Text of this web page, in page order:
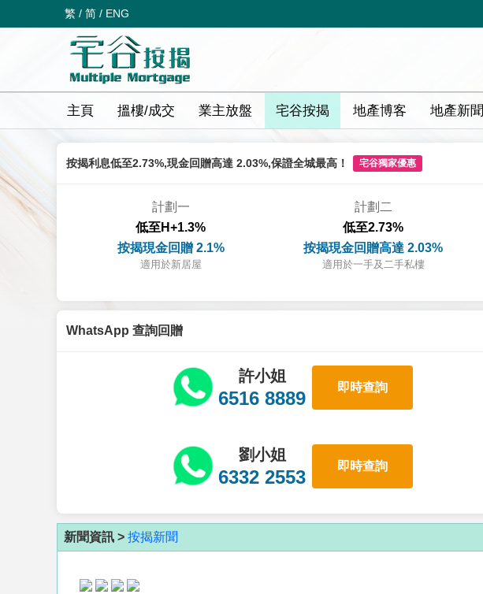
繁 / 简 / ENG
主頁 搵樓/成交 業主放盤 宅谷按揭 地產博客 地產新聞
按揭利息低至2.73%,現金回贈高達 2.03%,保證全城最高！ 宅谷獨家優惠
計劃一
低至H+1.3%
按揭現金回贈 2.1%
適用於新居屋
計劃二
低至2.73%
按揭現金回贈高達 2.03%
適用於一手及二手私樓
WhatsApp 查詢回贈
許小姐
6516 8889
即時查詢
劉小姐
6332 2553
即時查詢
新聞資訊 > 按揭新聞